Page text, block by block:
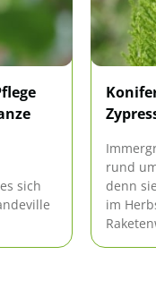
sich
die
rund
denn
im